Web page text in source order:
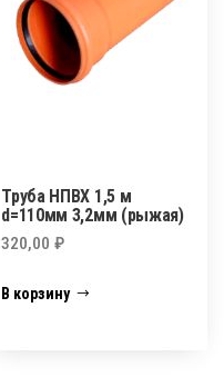
Труба НПВХ 1,5 м
d=110мм 3,2мм (рыжая)
320,00₽
В корзину